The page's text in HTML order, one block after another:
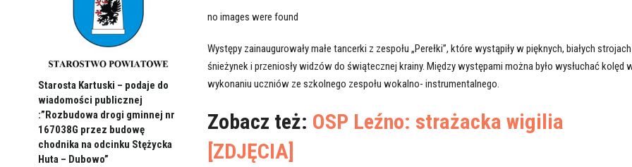
Starosta Kartuski – podaje do
wiadomości publicznej
:”Rozbudowa drogi gminnej nr
167038G przez budowę
chodnika na odcinku Stężycka
Huta – Dubowo”
no images were found
Występy zainaugurowały małe tancerki z zespołu „Perełki”, które wystąpiły w pięknych, białych strojach
śnieżynek i przeniosły widzów do świątecznej krainy. Między występami można było wysłuchać kolęd
wykonaniu uczniów ze szkolnego zespołu wokalno- instrumentalnego.
Zobacz też: OSP Leźno: strażacka wigilia
[ZDJĘCIA]